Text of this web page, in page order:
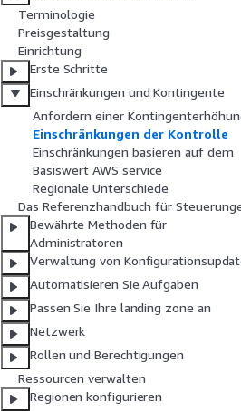
Terminologie
Preisgestaltung
Einrichtung
Erste Schritte
Einschränkungen und Kontingente
Anfordern einer
Einschränkungen der Kontrolle
Einschränkungen basieren auf dem
Basiswert AWS service
Regionale Unterschiede
Das Referenzhandbuch für
Bewährte Methoden für
Administratoren
Verwaltung von
Automatisieren Sie Aufgaben
Passen Sie Ihre landing zone an
Netzwerk
Rollen und Berechtigungen
Ressourcen verwalten
Regionen konfigurieren